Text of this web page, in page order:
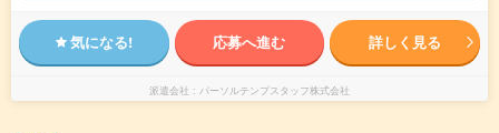
気になる! 応募へ進む 詳しく見る
派遣会社 パーソルテンプスタッフ株式会社